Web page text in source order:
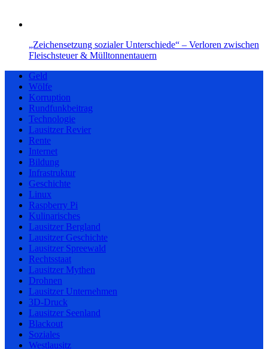
„Zeichensetzung sozialer Unterschiede“ – Verloren zwischen
Fleischsteuer & Mülltonnentauern
Geld
Wölfe
Korruption
Rundfunkbeitrag
Technologie
Lausitzer Revier
Rente
Internet
Bildung
Infrastruktur
Geschichte
Linux
Raspberry Pi
Kulinarisches
Lausitzer Bergland
Lausitzer Geschichte
Lausitzer Spreewald
Rechtsstaat
Lausitzer Mythen
Drohnen
Lausitzer Unternehmen
3D-Druck
Lausitzer Seenland
Blackout
Soziales
Westlausitz